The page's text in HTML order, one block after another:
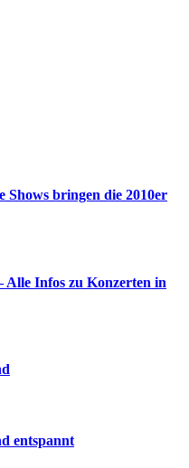
Shows bringen die 2010er
Alle Infos zu Konzerten in
entspannt